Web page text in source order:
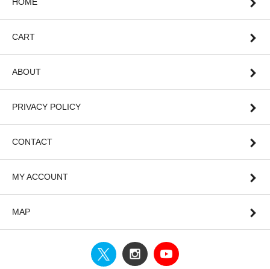
HOME
CART
ABOUT
PRIVACY POLICY
CONTACT
MY ACCOUNT
MAP